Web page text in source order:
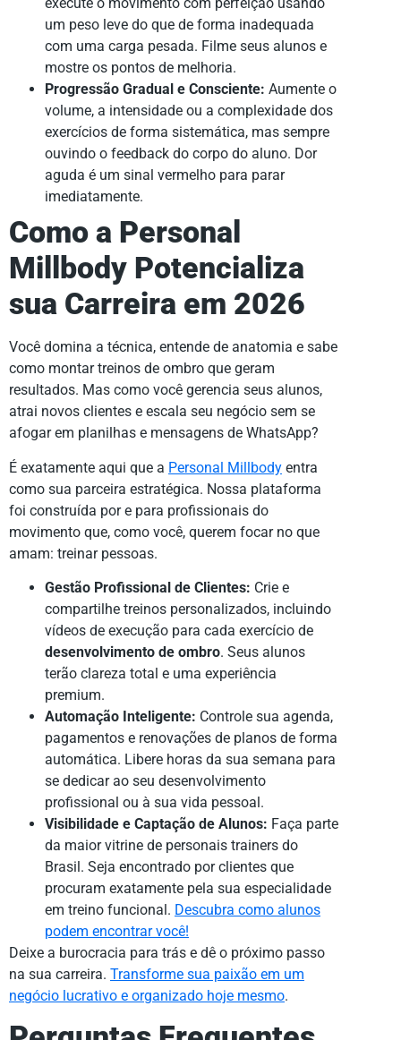
um peso leve do que de forma inadequada
com uma carga pesada. Filme seus alunos e
mostre os pontos de melhoria.
Progressão Gradual e Consciente: Aumente o
volume, a intensidade ou a complexidade dos
exercícios de forma sistemática, mas sempre
ouvindo o feedback do corpo do aluno. Dor
aguda é um sinal vermelho para parar
imediatamente.
Como a Personal
Millbody Potencializa
sua Carreira em 2026
Você domina a técnica, entende de anatomia e sabe
como montar treinos de ombro que geram
resultados. Mas como você gerencia seus alunos,
atrai novos clientes e escala seu negócio sem se
afogar em planilhas e mensagens de WhatsApp?
É exatamente aqui que a Personal Millbody entra
como sua parceira estratégica. Nossa plataforma
foi construída por e para profissionais do
movimento que, como você, querem focar no que
amam: treinar pessoas.
Gestão Profissional de Clientes: Crie e
compartilhe treinos personalizados, incluindo
vídeos de execução para cada exercício de
desenvolvimento de ombro. Seus alunos
terão clareza total e uma experiência
premium.
Automação Inteligente: Controle sua agenda,
pagamentos e renovações de planos de forma
automática. Libere horas da sua semana para
se dedicar ao seu desenvolvimento
profissional ou à sua vida pessoal.
Visibilidade e Captação de Alunos: Faça parte
da maior vitrine de personais trainers do
Brasil. Seja encontrado por clientes que
procuram exatamente pela sua especialidade
em treino funcional. Descubra como alunos
podem encontrar você!
Deixe a burocracia para trás e dê o próximo passo
na sua carreira. Transforme sua paixão em um
negócio lucrativo e organizado hoje mesmo.